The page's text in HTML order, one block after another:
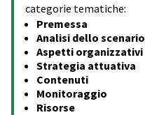
categorie tematiche:
Premessa
Analisi dello scenario
Aspetti organizzativi
Strategia attuativa
Contenuti
Monitoraggio
Risorse